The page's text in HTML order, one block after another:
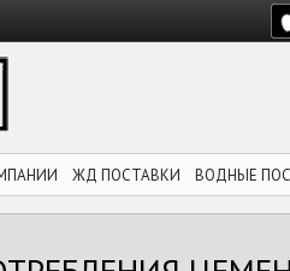
ЖД ПОСТАВКИ ВОДНЫЕ